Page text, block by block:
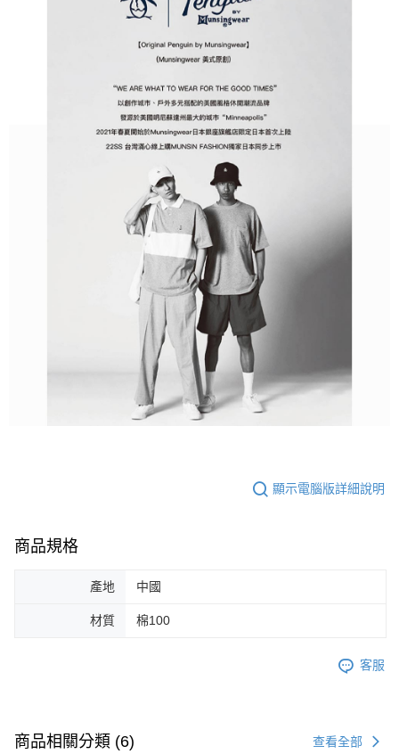
顯示電腦版詳細說明
商品規格
產地 中國
材質 棉100
客服
商品相關分類 (6) 查看全部